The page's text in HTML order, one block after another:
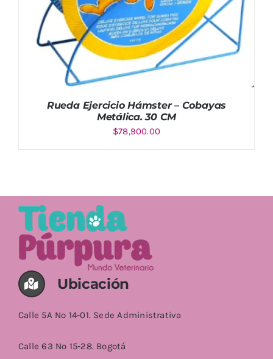
Valorado
Rueda Ejercicio Hámster – Cobayas
Metálica. 30 CM
$78,900.00
Ubicación
Calle 5A No 14-01. Sede Administrativa
Calle 63 No 15-28. Bogotá